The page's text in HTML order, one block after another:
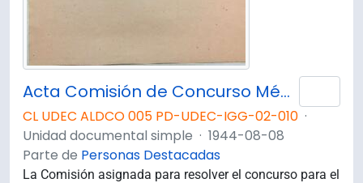
Acta Comisión de Concurso Médico de Hospital de Cirujía, con asignación de Jefe de Sección, Hospital de Concepción.
CL UDEC ALDCO 005 PD-UDEC-IGG-02-010 ·
Unidad documental simple · 1944-08-08
Parte de Personas Destacadas
La Comisión asignada para resolver el concurso para el